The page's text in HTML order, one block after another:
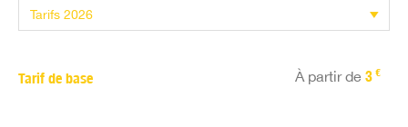
Tarif de base À partir de 3 €